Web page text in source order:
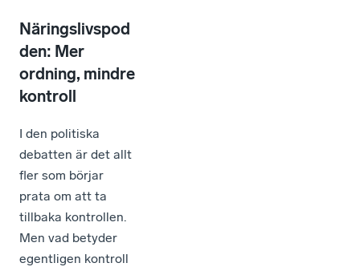
Näringslivspod
den: Mer
ordning, mindre
kontroll
I den politiska
debatten är det allt
fler som börjar
prata om att ta
tillbaka kontrollen.
Men vad betyder
egentligen kontroll